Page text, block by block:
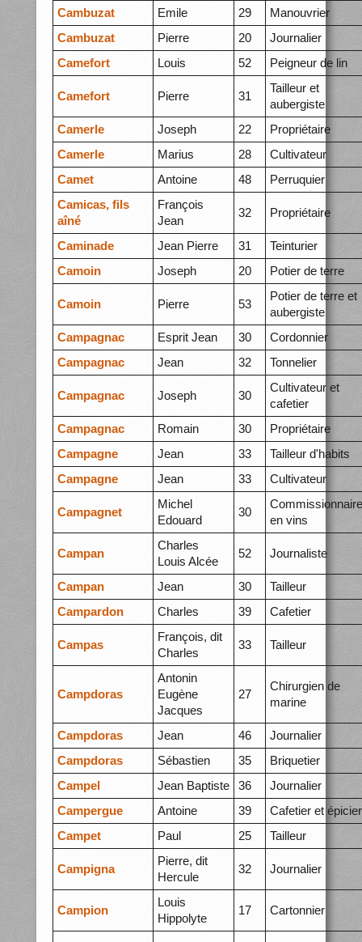
Cambuzat
Emile 29
Manouvrier
Cambuzat
Pierre 20
Journalier
Camefort
Louis 52 Peigneur de lin
Camefort Pierre 31
Tailleur et
aubergiste
Camerle
Joseph 22
Propriétaire
Camerle
Marius 28
Cultivateur
Camet
Antoine 48
Perruquier
Camicas, fils
aîné
François
Jean
32 Propriétaire
Caminade Jean Pierre 31
Teinturier
Camoin
Joseph 20 Potier de terre
Camoin Pierre 53
Potier de terre et
aubergiste
Campagnac
Esprit Jean 30
Cordonnier
Campagnac
Jean 32 Tonnelier
Campagnac Joseph 30
Cultivateur et
cafetier
Campagnac
Romain 30
Propriétaire
Campagne
Jean 33
Tailleur d'habits
Campagne
Jean 33 Cultivateur
Campagnet
Michel
Edouard
30
Commissionnaire
en vins
Campan
Charles
Louis Alcée
52 Journaliste
Campan Jean 30
Tailleur
Campardon
Charles 39 Cafetier
Campas
François, dit
Charles
33 Tailleur
Campdoras
Antonin
Eugène
Jacques
27
Chirurgien de
marine
Campdoras Jean 46
Journalier
Campdoras
Sébastien 35
Briquetier
Campel
Jean Baptiste 36
Journalier
Campergue
Antoine 39
Cafetier et épicier
Campet
Paul 25 Tailleur
Campigna
Pierre, dit
Hercule
32 Journalier
Campion
Louis
Hippolyte
17 Cartonnier